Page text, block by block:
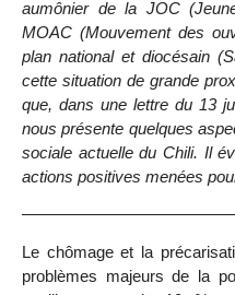
aumônier de la JOC
MOAC (Mouvement des
plan national et diocésain
cette situation de grande
que, dans une lettre du 13
nous présente quelques
sociale actuelle du Chili. Il
actions positives menées
Le chômage et la
problèmes majeurs de la